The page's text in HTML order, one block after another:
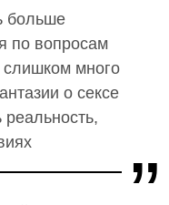
больше
по вопросам
много
о сексе
реальность,